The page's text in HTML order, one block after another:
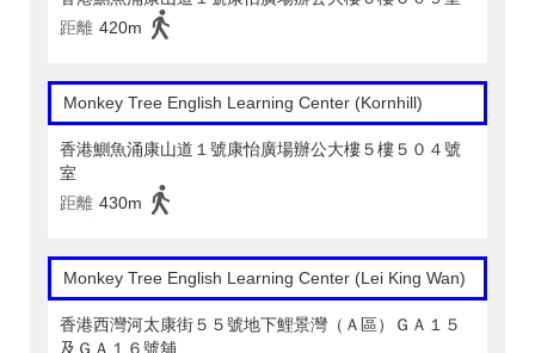
距離 420m
Monkey Tree English Learning Center (Kornhill)
香港鰂魚涌康山道１號康怡廣場辦公大樓５樓５０４號
室
距離 430m
Monkey Tree English Learning Center (Lei King Wan)
香港西灣河太康街５５號地下鯉景灣（Ａ區）ＧＡ１５
及ＧＡ１６號舖